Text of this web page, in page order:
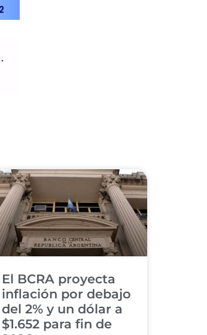
El BCRA proyecta
inflación por debajo
del 2% y un dólar a
$1.652 para fin de